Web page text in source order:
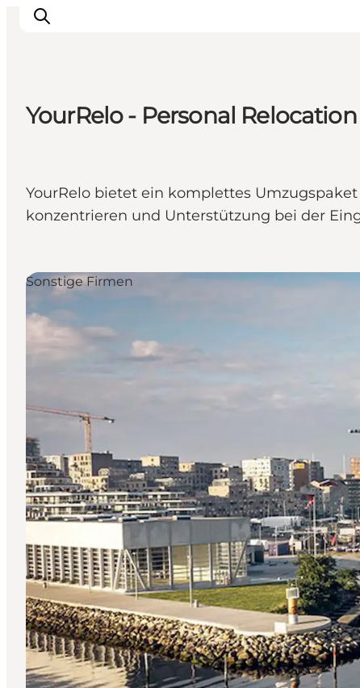
Städte und Regionen
Reiseplanung
YourRelo - Personal Relocation
YourRelo bietet ein komplettes
konzentrieren und Unterstützung bei der
Sonstige Firmen